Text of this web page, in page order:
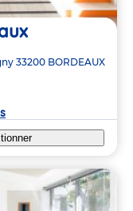
33200 BORDEAUX